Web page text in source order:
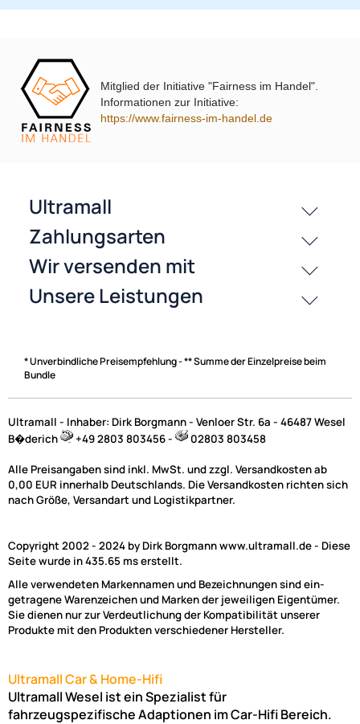
passende Produkte
History
Zahlungsarten
Mitglied der Initiative "Fairness im Handel".
Informationen zur Initiative:
https://www.fairness-im-handel.de
* Unverbindliche Preisempfehlung - ** Summe der Einzelpreise beim
Bundle
Ultramall - Inhaber: Dirk Borgmann - Venloer Str. 6a - 46487 Wesel
B�derich
+49 2803 803456 - 02803 803458
Alle Preisangaben sind inkl. MwSt. und zzgl. Versandkosten ab
0,00 EUR innerhalb Deutschlands. Die Versandkosten richten sich
nach Größe, Versandart und Logistikpartner.
Copyright 2002 - 2024 by Dirk Borgmann www.ultramall.de - Diese
Seite wurde in 435.65 ms erstellt.
Alle verwendeten Markennamen und Bezeichnungen sind ein-
getragene Warenzeichen und Marken der jeweiligen Eigentümer.
Sie dienen nur zur Verdeutlichung der Kompatibilität unserer
Produkte mit den Produkten verschiedener Hersteller.
Ultramall Car & Home-Hifi
Ultramall Wesel ist ein Spezialist für
fahrzeugspezifische Adaptionen im Car-Hifi Bereich.